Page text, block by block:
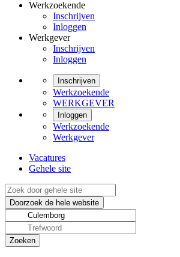
Werkzoekende
Inschrijven
Inloggen
Werkgever
Inschrijven
Inloggen
Inschrijven
Werkzoekende
WERKGEVER
Inloggen
Werkzoekende
Werkgever
Vacatures
Gehele site